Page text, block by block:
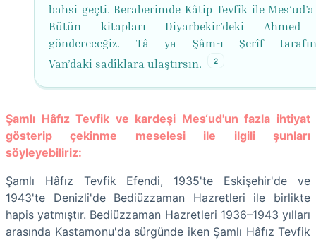
bahsi geçti. Beraberimde Kâtip Tevfîk ile
Bütün kitapları Diyarbekir’deki Ahmed
göndereceğiz. Tâ ya Şâm-ı Şerîf
Van’daki sadîklara ulaştırsın.
2
Şamlı Hâfız Tevfik ve kardeşi Mes‘ud'un fazla ihtiyat
gösterip çekinme meselesi ile ilgili şunları
söyleyebiliriz:
Şamlı Hâfız Tevfik Efendi, 1935'te Eskişehir'de ve
1943'te Denizli'de Bediüzzaman Hazretleri ile birlikte
hapis yatmıştır. Bediüzzaman Hazretleri 1936–1943 yılları
arasında Kastamonu'da sürgünde iken Şamlı Hâfız Tevfik